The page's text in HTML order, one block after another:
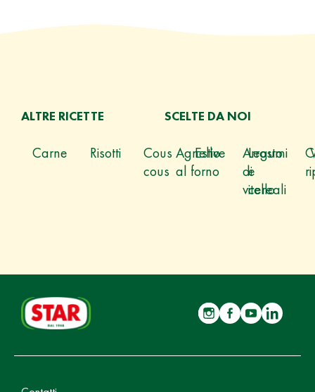
ALTRE RICETTE
Carne Risotti
Cous
cous
Estive
Legumi
e
cereali
SCELTE DA NOI
Agnello
al forno
Arrosto
di
vitello